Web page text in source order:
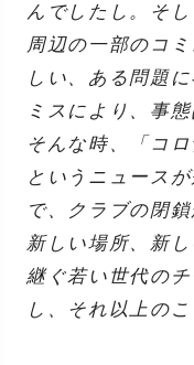
んでしたし。そ
周辺の一部のコ
しい、ある問題
ミスにより、事
そんな時、「コ
というニュース
で、クラブの閉
新しい場所、新
継ぐ若い世代の
し、それ以上の